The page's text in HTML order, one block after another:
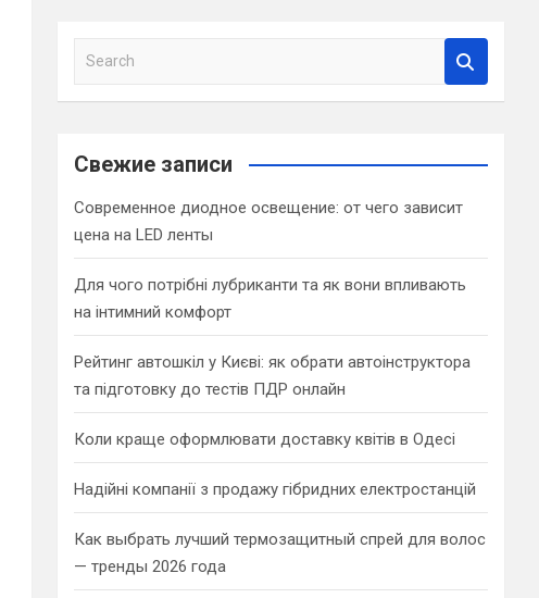
a
c
Свежие записи
Современное диодное освещение: от чего зависит
цена на LED ленты
Для чого потрібні лубриканти та як вони впливають
на інтимний комфорт
Рейтинг автошкіл у Києві: як обрати автоінструктора
та підготовку до тестів ПДР онлайн
Коли краще оформлювати доставку квітів в Одесі
Надійні компанії з продажу гібридних електростанцій
Как выбрать лучший термозащитный спрей для волос
— тренды 2026 года